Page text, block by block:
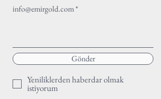
info@emirgold.com
Gönder
Yeniliklerden haberdar olmak
istiyorum